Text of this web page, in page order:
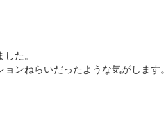
た。
ンねらいだったような気がします。